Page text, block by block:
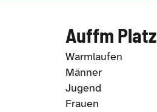
Auffm Platz
Warmlaufen
Männer
Jugend
Frauen